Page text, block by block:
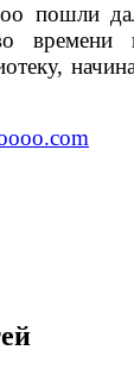
пошли
времени